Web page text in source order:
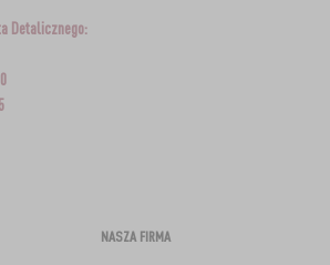
Detalicznego:
NASZA FIRMA